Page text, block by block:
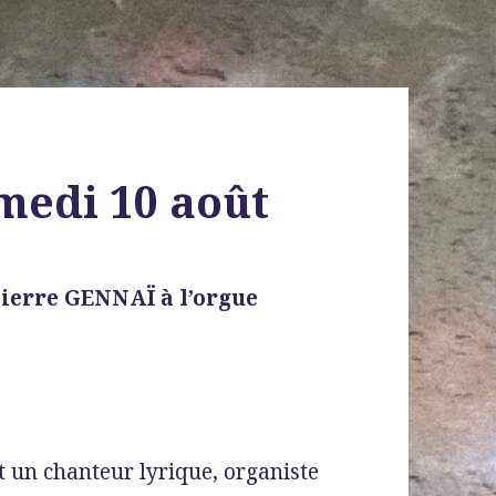
10 août
GENNAÏ à l’orgue
un chanteur lyrique, organiste